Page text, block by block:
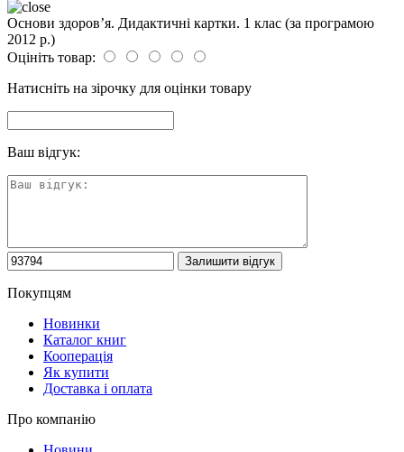
Основи здоров’я. Дидактичні картки. 1 клас (за програмою
2012 р.)
Оцініть товар:
Натисніть на зірочку для оцінки товару
Ваш відгук:
Покупцям
Новинки
Каталог книг
Кооперація
Як купити
Доставка і оплата
Про компанію